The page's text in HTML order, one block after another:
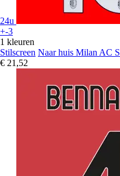
24u
+-3
1 kleuren
Stilscreen Naar huis Milan AC
€ 21,52